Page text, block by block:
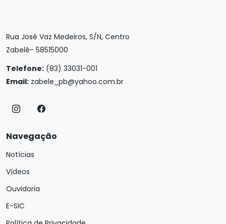
Rua José Vaz Medeiros, S/N, Centro
Zabelê- 58515000
Telefone: (83) 33031-001
Email: zabele_pb@yahoo.com.br
Navegação
Notícias
Vídeos
Ouvidoria
E-SIC